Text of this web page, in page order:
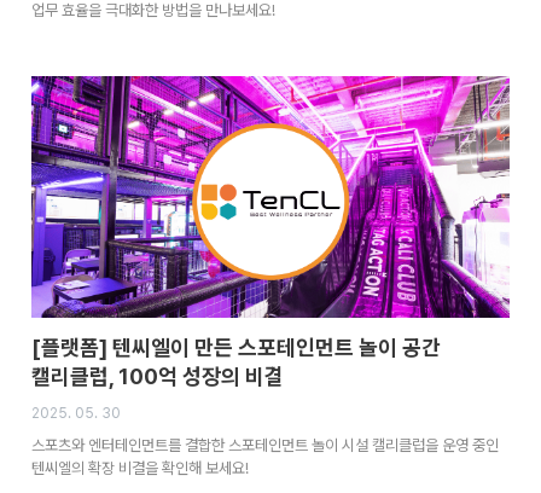
업무 효율을 극대화한 방법을 만나보세요!
[플랫폼] 텐씨엘이 만든 스포테인먼트 놀이 공간
캘리클럽, 100억 성장의 비결
2025. 05. 30
스포츠와 엔터테인먼트를 결합한 스포테인먼트 놀이 시설 캘리클럽을 운영 중인
텐씨엘의 확장 비결을 확인해 보세요!